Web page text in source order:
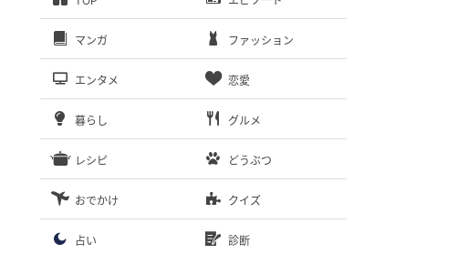
マンガ ファッション
エンタメ 恋愛
暮らし グルメ
レシピ どうぶつ
おでかけ クイズ
占い 診断